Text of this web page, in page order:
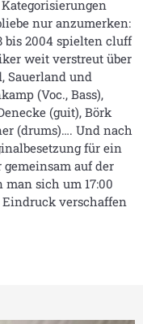
nur anzumerken:
bis 2004 spielten cluff
weit verstreut über
Sauerland und
(Voc., Bass),
(guit), Börk
(drums)…. Und nach
für ein
auf der
man sich um 17:00
verschaffen